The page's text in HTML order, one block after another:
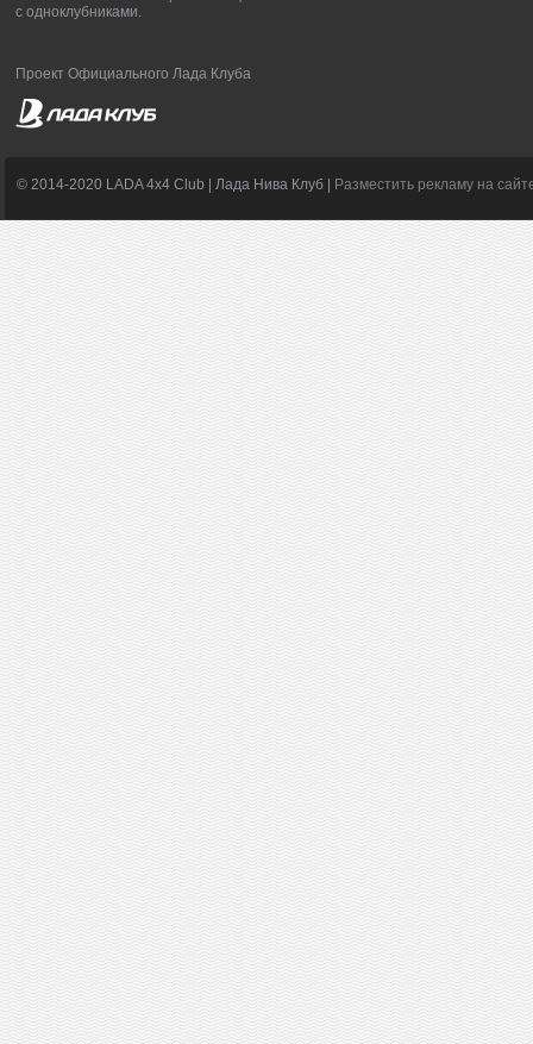
с одноклубниками.
Проект Официального Лада Клуба
© 2014-2020 LADA 4x4 Club | Лада Нива Клуб | Разместить рекламу на